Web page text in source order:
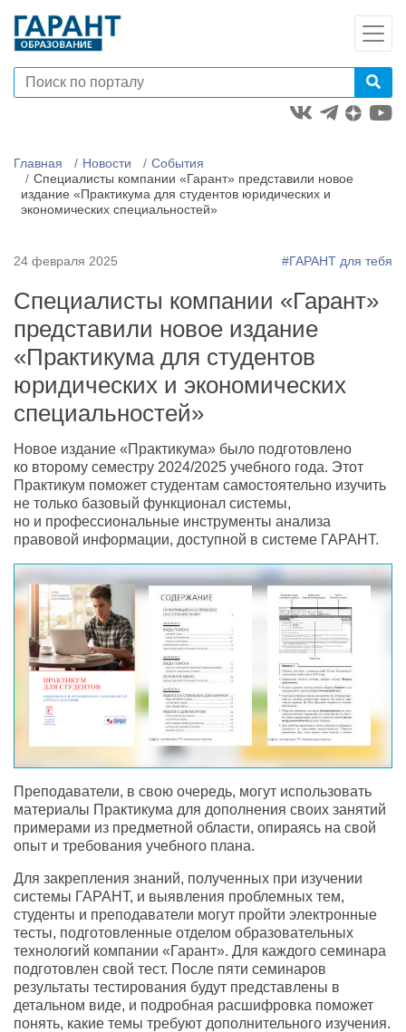
Главная Новости
События
Специалисты компании «Гарант» представили новое
издание «Практикума для студентов юридических и
экономических специальностей»
24 февраля 2025 #ГАРАНТ для тебя
Специалисты компании «Гарант»
представили новое издание
«Практикума для студентов
юридических и экономических
специальностей»
Новое издание «Практикума» было подготовлено
ко второму семестру 2024/2025 учебного года. Этот
Практикум поможет студентам самостоятельно изучить
не только базовый функционал системы,
но и профессиональные инструменты анализа
правовой информации, доступной в системе ГАРАНТ.
Преподаватели, в свою очередь, могут использовать
материалы Практикума для дополнения своих занятий
примерами из предметной области, опираясь на свой
опыт и требования учебного плана.
Для закрепления знаний, полученных при изучении
системы ГАРАНТ, и выявления проблемных тем,
студенты и преподаватели могут пройти электронные
тесты, подготовленные отделом образовательных
технологий компании «Гарант». Для каждого семинара
подготовлен свой тест. После пяти семинаров
результаты тестирования будут представлены в
детальном виде, и подробная расшифровка поможет
понять, какие темы требуют дополнительного изучения.